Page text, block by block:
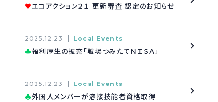
♥エコアクション２１ 更新審査 認定のお知らせ
2025.12.23 Local Events
♣福利厚生の拡充「職場つみたてＮＩＳＡ」
2025.12.23 Local Events
♣外国人メンバーが溶接技能者資格取得